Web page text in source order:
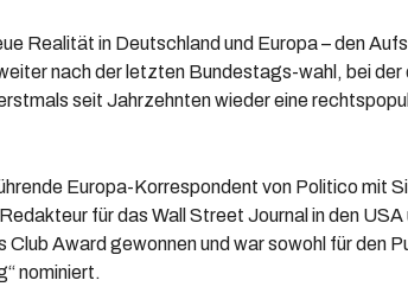
Realität in Deutschland und Europa – den
nach der letzten Bundestags-wahl, bei
seit Jahrzehnten wieder eine
Europa-Korrespondent von Politico mit
für das Wall Street Journal in den
Award gewonnen und war sowohl für den
nominiert.